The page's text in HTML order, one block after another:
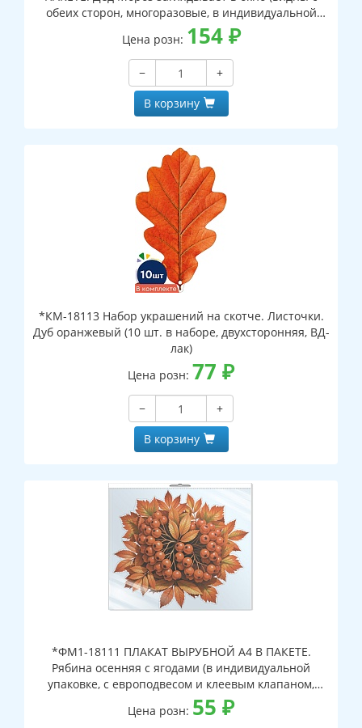
обеих сторон, многоразовые, в индивидуальной
упаковке, с европодвесом и клеевым клапаном)
Цена розн: 154₽
−
+
В корзину
*КМ-18113 Набор украшений на скотче. Листочки.
Дуб оранжевый (10 шт. в наборе, двухсторонняя, ВД-
лак)
Цена розн: 77 ₽
−
+
В корзину
*ФМ1-18111 ПЛАКАТ ВЫРУБНОЙ А4 В ПАКЕТЕ.
Рябина осенняя с ягодами (в индивидуальной
упаковке, с европодвесом и клеевым клапаном,
двухсторонний, ВД-лак)
Цена розн: 55 ₽